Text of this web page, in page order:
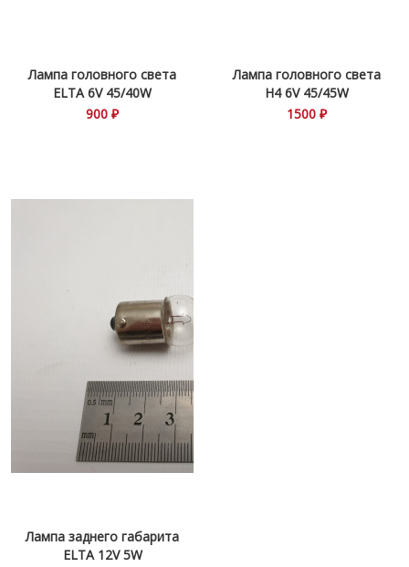
Лампа головного света
ELTA 6V 45/40W
900 ₽
Лампа головного света
H4 6V 45/45W
1500 ₽
Лампа заднего габарита
ELTA 12V 5W